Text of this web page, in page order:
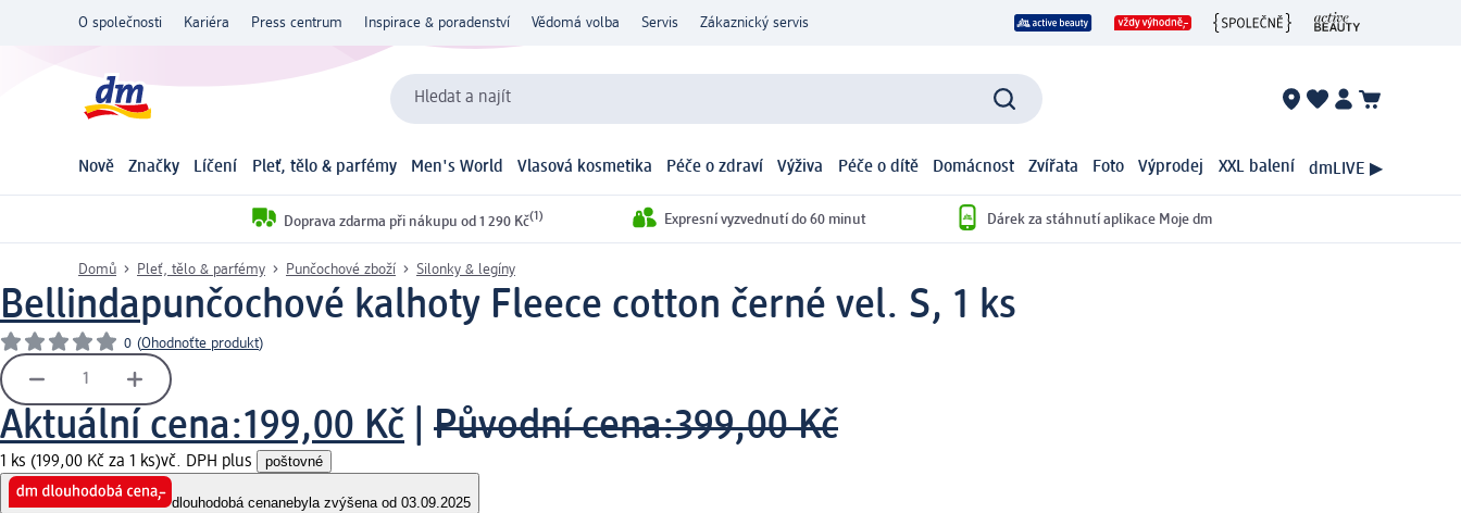
O společnosti Kariéra Press centrum Inspirace & poradenství Vědomá volba Servis Zákaznický servis
Hledat a najít
Nově Značky Líčení Pleť, tělo & parfémy Men's World Vlasová kosmetika Péče o zdraví Výživa Péče o dítě Domácnost Zvířata Foto Výprodej XXL balení dmLIVE ▶
Doprava zdarma při nákupu od 1 290 Kč(1) Expresní vyzvednutí do 60 minut Dárek za stáhnutí aplikace Moje dm
Domů Pleť, tělo & parfémy Punčochové zboží Silonky & legíny
Bellindapunčochové kalhoty Fleece cotton černé vel. S, 1 ks
0 (Ohodnoťte produkt)
Aktuální cena:199,00 Kč Původní cena:399,00 Kč
1 ks (199,00 Kč za 1 ks)vč. DPH plus poštovné
dlouhodobá cenanebyla zvýšena od 03.09.2025